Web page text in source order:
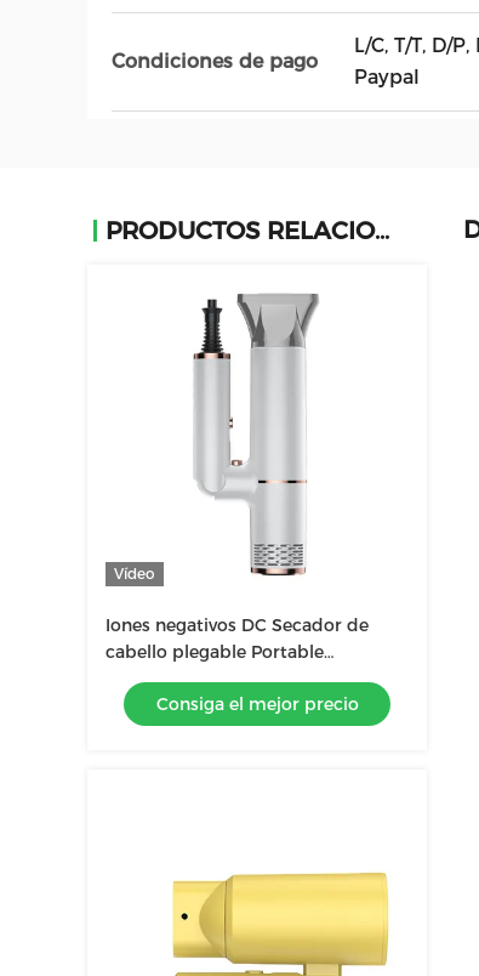
Condiciones de pago
L/C, T/T, D/
Paypal
PRODUCTOS RELACIONADOS
Vídeo
Iones negativos DC Secador de
cabello plegable Portable
Household Travel Blow Secador de
cabello Aire caliente y frío
Consiga el mejor precio